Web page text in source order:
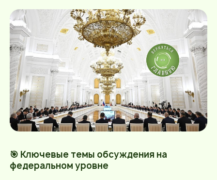
🎯 Ключевые темы обсуждения на
федеральном уровне